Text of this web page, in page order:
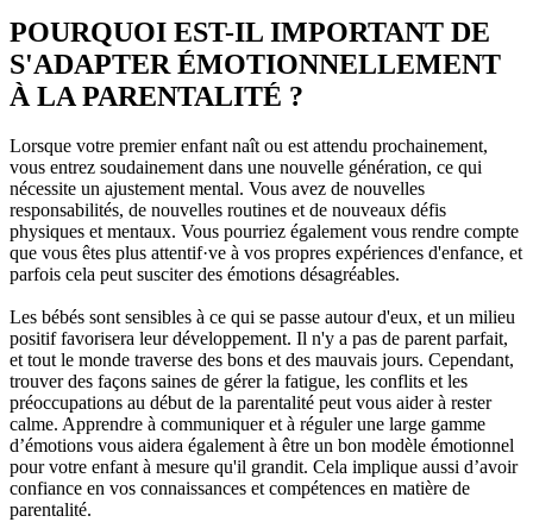
POURQUOI EST-IL IMPORTANT DE
S'ADAPTER ÉMOTIONNELLEMENT
À LA PARENTALITÉ ?
Lorsque votre premier enfant naît ou est attendu prochainement,
vous entrez soudainement dans une nouvelle génération, ce qui
nécessite un ajustement mental. Vous avez de nouvelles
responsabilités, de nouvelles routines et de nouveaux défis
physiques et mentaux. Vous pourriez également vous rendre compte
que vous êtes plus attentif·ve à vos propres expériences d'enfance, et
parfois cela peut susciter des émotions désagréables.
Les bébés sont sensibles à ce qui se passe autour d'eux, et un milieu
positif favorisera leur développement. Il n'y a pas de parent parfait,
et tout le monde traverse des bons et des mauvais jours. Cependant,
trouver des façons saines de gérer la fatigue, les conflits et les
préoccupations au début de la parentalité peut vous aider à rester
calme. Apprendre à communiquer et à réguler une large gamme
d’émotions vous aidera également à être un bon modèle émotionnel
pour votre enfant à mesure qu'il grandit. Cela implique aussi d’avoir
confiance en vos connaissances et compétences en matière de
parentalité.